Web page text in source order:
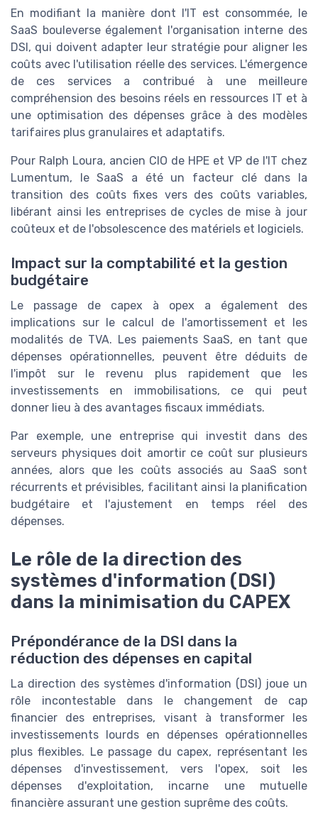
En modifiant la manière dont l'IT est consommée, le
SaaS bouleverse également l'organisation interne des
DSI, qui doivent adapter leur stratégie pour aligner les
coûts avec l'utilisation réelle des services. L'émergence
de ces services a contribué à une meilleure
compréhension des besoins réels en ressources IT et à
une optimisation des dépenses grâce à des modèles
tarifaires plus granulaires et adaptatifs.
Pour Ralph Loura, ancien CIO de HPE et VP de l'IT chez
Lumentum, le SaaS a été un facteur clé dans la
transition des coûts fixes vers des coûts variables,
libérant ainsi les entreprises de cycles de mise à jour
coûteux et de l'obsolescence des matériels et logiciels.
Impact sur la comptabilité et la gestion
budgétaire
Le passage de capex à opex a également des
implications sur le calcul de l'amortissement et les
modalités de TVA. Les paiements SaaS, en tant que
dépenses opérationnelles, peuvent être déduits de
l'impôt sur le revenu plus rapidement que les
investissements en immobilisations, ce qui peut
donner lieu à des avantages fiscaux immédiats.
Par exemple, une entreprise qui investit dans des
serveurs physiques doit amortir ce coût sur plusieurs
années, alors que les coûts associés au SaaS sont
récurrents et prévisibles, facilitant ainsi la planification
budgétaire et l'ajustement en temps réel des
dépenses.
Le rôle de la direction des
systèmes d'information (DSI)
dans la minimisation du CAPEX
Prépondérance de la DSI dans la
réduction des dépenses en capital
La direction des systèmes d'information (DSI) joue un
rôle incontestable dans le changement de cap
financier des entreprises, visant à transformer les
investissements lourds en dépenses opérationnelles
plus flexibles. Le passage du capex, représentant les
dépenses d'investissement, vers l'opex, soit les
dépenses d'exploitation, incarne une mutuelle
financière assurant une gestion suprême des coûts.